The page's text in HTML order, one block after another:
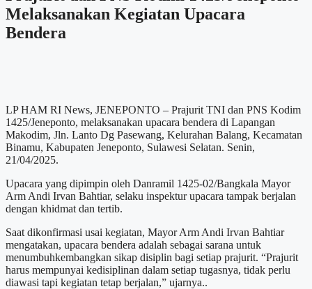
Melaksanakan Kegiatan Upacara
Bendera
LP HAM RI News, JENEPONTO – Prajurit TNI dan PNS Kodim
1425/Jeneponto, melaksanakan upacara bendera di Lapangan
Makodim, Jln. Lanto Dg Pasewang, Kelurahan Balang, Kecamatan
Binamu, Kabupaten Jeneponto, Sulawesi Selatan. Senin,
21/04/2025.
Upacara yang dipimpin oleh Danramil 1425-02/Bangkala Mayor
Arm Andi Irvan Bahtiar, selaku inspektur upacara tampak berjalan
dengan khidmat dan tertib.
Saat dikonfirmasi usai kegiatan, Mayor Arm Andi Irvan Bahtiar
mengatakan, upacara bendera adalah sebagai sarana untuk
menumbuhkembangkan sikap disiplin bagi setiap prajurit. “Prajurit
harus mempunyai kedisiplinan dalam setiap tugasnya, tidak perlu
diawasi tapi kegiatan tetap berjalan,” ujarnya..